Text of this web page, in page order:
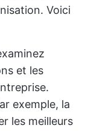
Voici
et les
exemple, la
les meilleurs